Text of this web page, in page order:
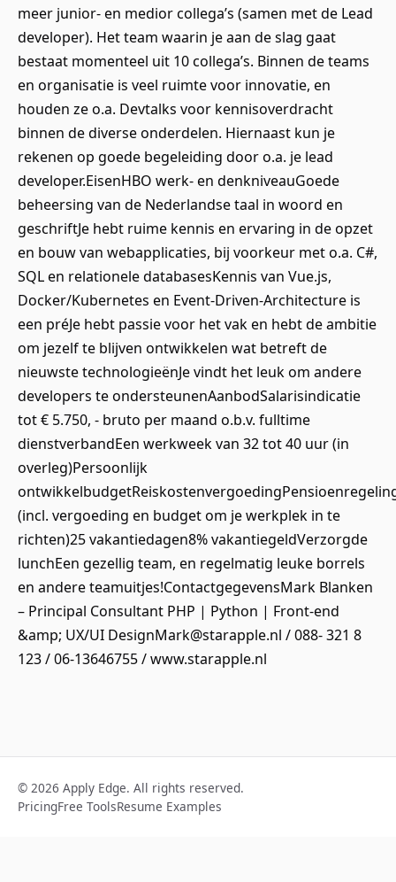
meer junior- en medior collega’s (samen met de Lead
developer). Het team waarin je aan de slag gaat
bestaat momenteel uit 10 collega’s. Binnen de teams
en organisatie is veel ruimte voor innovatie, en
houden ze o.a. Devtalks voor kennisoverdracht
binnen de diverse onderdelen. Hiernaast kun je
rekenen op goede begeleiding door o.a. je lead
developer.EisenHBO werk- en denkniveauGoede
beheersing van de Nederlandse taal in woord en
geschriftJe hebt ruime kennis en ervaring in de opzet
en bouw van webapplicaties, bij voorkeur met o.a. C#,
SQL en relationele databasesKennis van Vue.js,
Docker/Kubernetes en Event-Driven-Architecture is
een préJe hebt passie voor het vak en hebt de ambitie
om jezelf te blijven ontwikkelen wat betreft de
nieuwste technologieënJe vindt het leuk om andere
developers te ondersteunenAanbodSalarisindicatie
tot € 5.750, - bruto per maand o.b.v. fulltime
dienstverbandEen werkweek van 32 tot 40 uur (in
overleg)Persoonlijk
(incl. vergoeding en budget om je werkplek in te
richten)25 vakantiedagen8% vakantiegeldVerzorgde
lunchEen gezellig team, en regelmatig leuke borrels
en andere teamuitjes!ContactgegevensMark Blanken
– Principal Consultant PHP | Python | Front-end
&amp; UX/UI DesignMark@starapple.nl / 088- 321 8
123 / 06-13646755 / www.starapple.nl
© 2026 Apply Edge. All rights reserved.
PricingFree ToolsResume Examples